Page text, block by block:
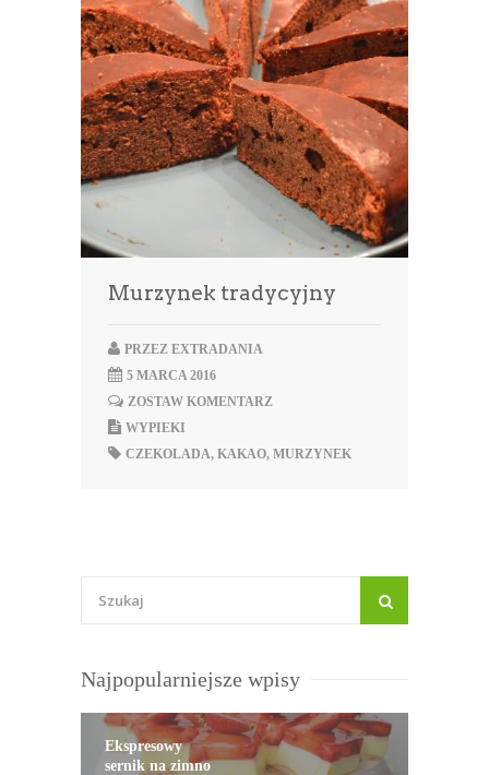
Murzynek tradycyjny
PRZEZ EXTRADANIA
5 MARCA 2016
ZOSTAW KOMENTARZ
WYPIEKI
CZEKOLADA, KAKAO, MURZYNEK
Najpopularniejsze wpisy
Ekspresowy
sernik na zimno